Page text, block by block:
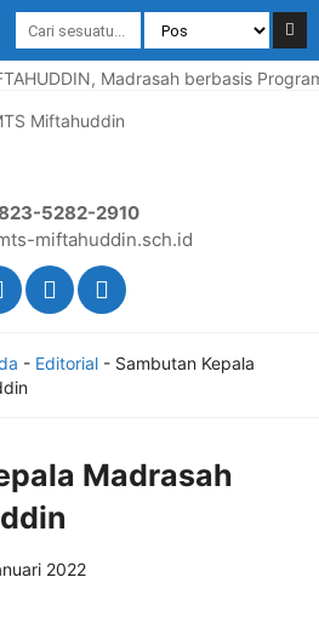
Madrasah berbasis
5282-2910
miftahuddin.sch.id
- Editorial- Sambutan Kepala
Madrasah
2022